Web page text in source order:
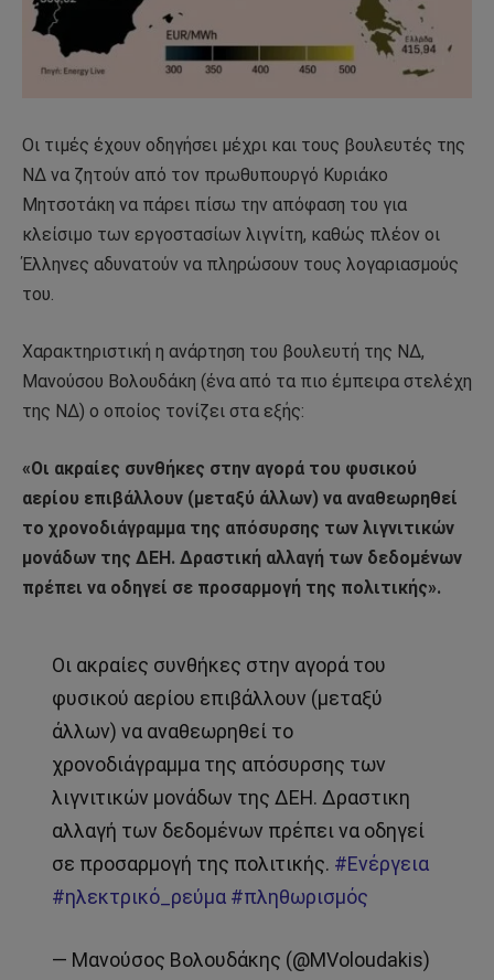
Οι τιμές έχουν οδηγήσει μέχρι και τους βουλευτές της
ΝΔ να ζητούν από τον πρωθυπουργό Κυριάκο
Μητσοτάκη να πάρει πίσω την απόφαση του για
κλείσιμο των εργοστασίων λιγνίτη, καθώς πλέον οι
Έλληνες αδυνατούν να πληρώσουν τους λογαριασμούς
του.
Χαρακτηριστική η ανάρτηση του βουλευτή της ΝΔ,
Μανούσου Βολουδάκη (ένα από τα πιο έμπειρα στελέχη
της ΝΔ) ο οποίος τονίζει στα εξής:
«Οι ακραίες συνθήκες στην αγορά του φυσικού
αερίου επιβάλλουν (μεταξύ άλλων) να αναθεωρηθεί
το χρονοδιάγραμμα της απόσυρσης των λιγνιτικών
μονάδων της ΔΕΗ. Δραστική αλλαγή των δεδομένων
πρέπει να οδηγεί σε προσαρμογή της πολιτικής».
Οι ακραίες συνθήκες στην αγορά του
φυσικού αερίου επιβάλλουν (μεταξύ
άλλων) να αναθεωρηθεί το
χρονοδιάγραμμα της απόσυρσης των
λιγνιτικών μονάδων της ΔΕΗ. Δραστικη
αλλαγή των δεδομένων πρέπει να οδηγεί
σε προσαρμογή της πολιτικής. #Ενέργεια
#ηλεκτρικό_ρεύμα #πληθωρισμός
— Μανούσος Βολουδάκης (@MVoloudakis)